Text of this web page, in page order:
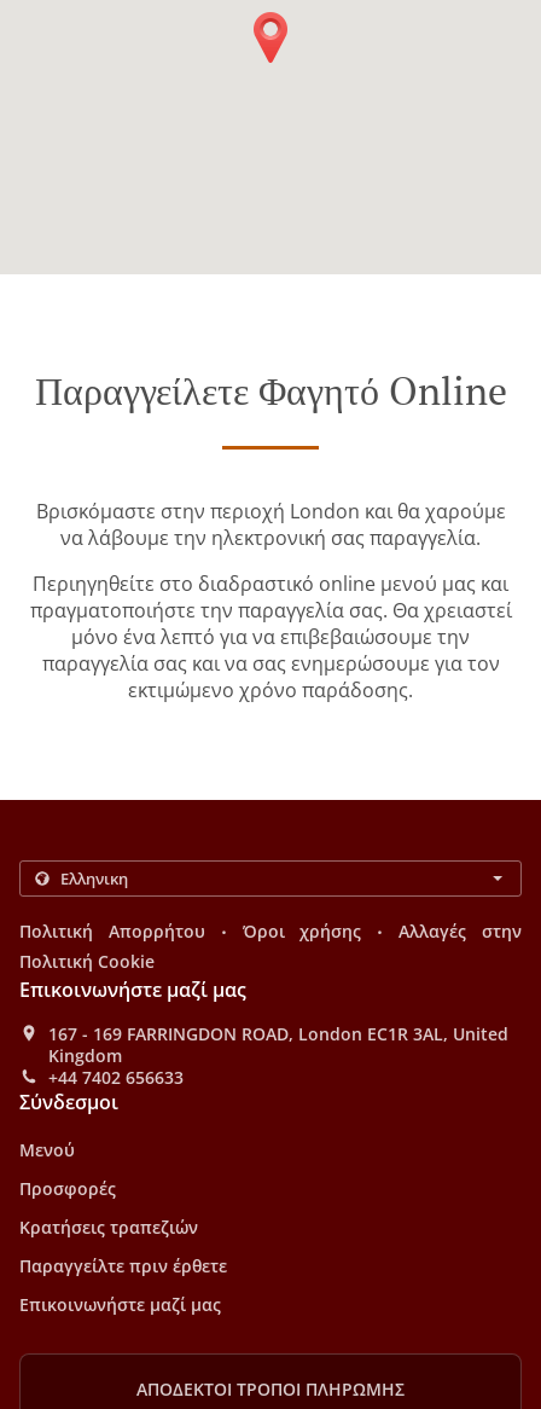
Παραγγείλετε Φαγητό Online
Βρισκόμαστε στην περιοχή London και θα χαρούμε
να λάβουμε την ηλεκτρονική σας παραγγελία.
Περιηγηθείτε στο διαδραστικό online μενού μας και
πραγματοποιήστε την παραγγελία σας. Θα χρειαστεί
μόνο ένα λεπτό για να επιβεβαιώσουμε την
παραγγελία σας και να σας ενημερώσουμε για τον
εκτιμώμενο χρόνο παράδοσης.
Πολιτική Απορρήτου . Όροι χρήσης .
Αλλαγές στην
Πολιτική Cookie
Επικοινωνήστε μαζί μας
167 - 169 FARRINGDON ROAD, London EC1R 3AL, United
Kingdom
+44 7402 656633
Σύνδεσμοι
Μενού
Προσφορές
Κρατήσεις τραπεζιών
Παραγγείλτε πριν έρθετε
Επικοινωνήστε μαζί μας
ΑΠΟΔΕΚΤΟΊ ΤΡΌΠΟΙ ΠΛΗΡΩΜΉΣ